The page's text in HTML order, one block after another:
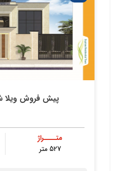
پیش فروش ویلا
متــــراژ
527 متر